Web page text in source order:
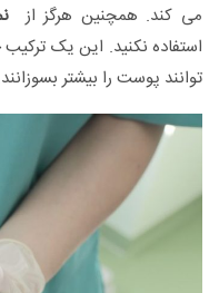
می کند. همچنین هرگز از
استفاده نکنید. این یک
توانند پوست را بیشتر